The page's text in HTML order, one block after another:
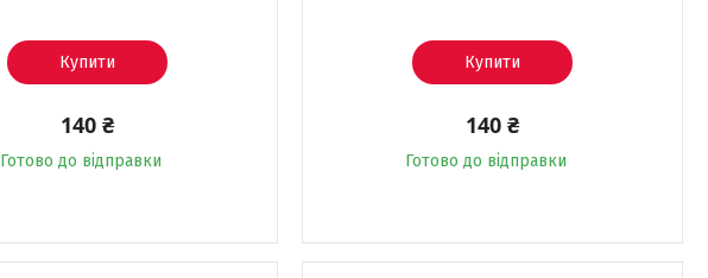
Купити
140 ₴
Готово до відправки
Купити
140 ₴
Готово до відправки